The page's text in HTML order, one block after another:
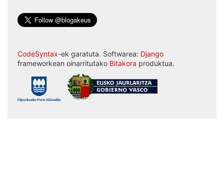
CodeSyntax-ek garatuta. Softwarea: Django
frameworkean oinarritutako Bitakora produktua.